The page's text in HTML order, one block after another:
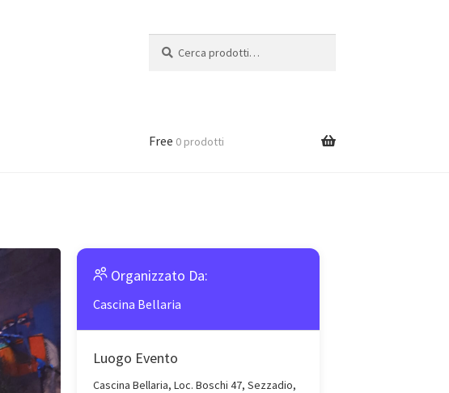
Free 0 prodotti
Organizzato Da:
Cascina Bellaria
Luogo Evento
Cascina Bellaria, Loc. Boschi 47, Sezzadio,